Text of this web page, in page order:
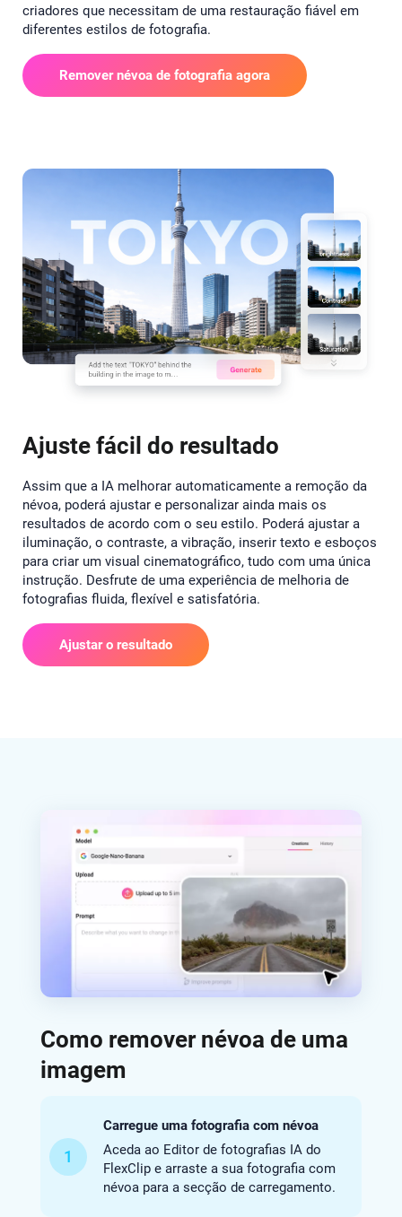
criadores que necessitam de uma restauração fiável em
diferentes estilos de fotografia.
Remover névoa de fotografia agora
Ajuste fácil do resultado
Assim que a IA melhorar automaticamente a remoção da
névoa, poderá ajustar e personalizar ainda mais os
resultados de acordo com o seu estilo. Poderá ajustar a
iluminação, o contraste, a vibração, inserir texto e esboços
para criar um visual cinematográfico, tudo com uma única
instrução. Desfrute de uma experiência de melhoria de
fotografias fluida, flexível e satisfatória.
Ajustar o resultado
Como remover névoa de uma
imagem
1
Carregue uma fotografia com névoa
Aceda ao Editor de fotografias IA do
FlexClip e arraste a sua fotografia com
névoa para a secção de carregamento.